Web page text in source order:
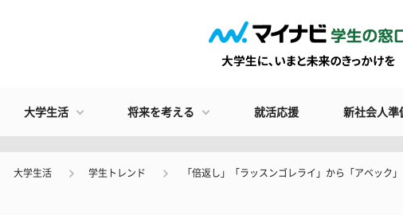
大学生活 将来を考える 就活応援 新社会人準
大学生活 学生トレンド 「倍返し」「ラッスンゴレライ」から「アベック